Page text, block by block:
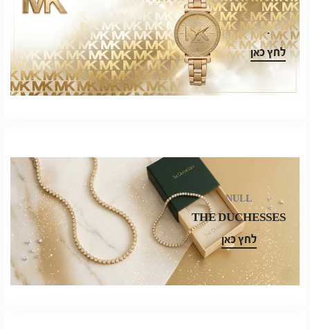
.
.
לחץ כאן
NULL
THE DUCHESSES
לחץ כאן